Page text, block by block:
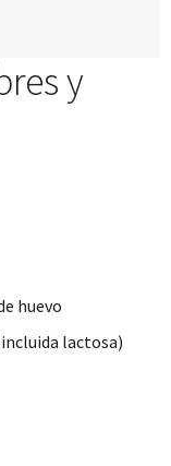
y
huevo
lactosa)